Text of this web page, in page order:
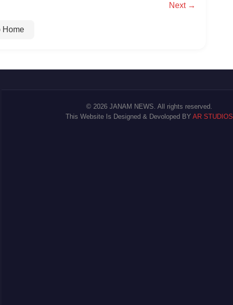
Next →
Home
© 2026 JANAM NEWS. All rights reserved.
This Website Is Designed & Devoloped BY AR STUDIOS